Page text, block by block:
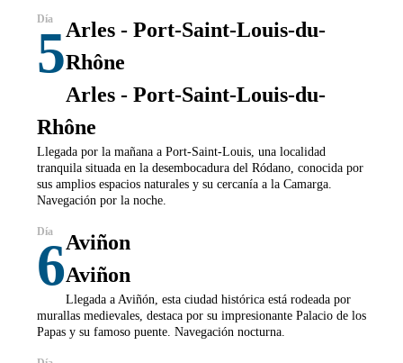
5Arles - Port-Saint-Louis-du-
Rhône
Arles - Port-Saint-Louis-du-
Rhône
Llegada por la mañana a Port-Saint-Louis, una localidad
tranquila situada en la desembocadura del Ródano, conocida por
sus amplios espacios naturales y su cercanía a la Camarga.
Navegación por la noche.
6Aviñon
Aviñon
Llegada a Aviñón, esta ciudad histórica está rodeada por
murallas medievales, destaca por su impresionante Palacio de los
Papas y su famoso puente. Navegación nocturna.